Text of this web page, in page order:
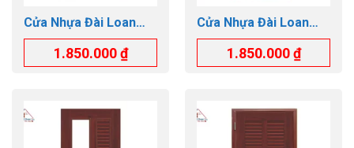
Cửa Nhựa Đài Loan
GTD.YA-25 kính mờ
1.850.000₫
Cửa Nhựa Đài Loan
GTD.YO-21
1.850.000₫